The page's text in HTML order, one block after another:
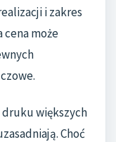
i zakres
cena może
druku większych
Choć